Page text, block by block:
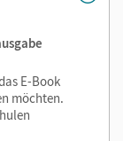
E-Book
möchten.